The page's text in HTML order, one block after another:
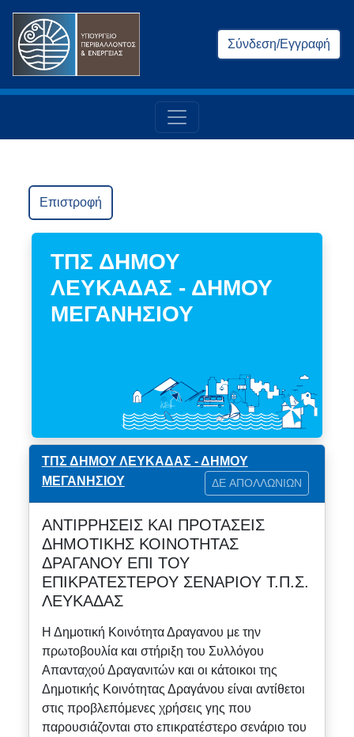
Σύνδεση/Εγγραφή
Επιστροφή
ΤΠΣ ΔΗΜΟΥ
ΛΕΥΚΑΔΑΣ - ΔΗΜΟΥ
ΜΕΓΑΝΗΣΙΟΥ
ΤΠΣ ΔΗΜΟΥ ΛΕΥΚΑΔΑΣ - ΔΗΜΟΥ
ΜΕΓΑΝΗΣΙΟΥ
ΔΕ ΑΠΟΛΛΩΝΙΩΝ
ΑΝΤΙΡΡΗΣΕΙΣ ΚΑΙ ΠΡΟΤΑΣΕΙΣ
ΔΗΜΟΤΙΚΗΣ ΚΟΙΝΟΤΗΤΑΣ
ΔΡΑΓΑΝΟΥ ΕΠΙ ΤΟΥ
ΕΠΙΚΡΑΤΕΣΤΕΡΟΥ ΣΕΝΑΡΙΟΥ Τ.Π.Σ.
ΛΕΥΚΑΔΑΣ
Η Δημοτική Κοινότητα Δραγανου με την
πρωτοβουλία και στήριξη του Συλλόγου
Απανταχού Δραγανιτών και οι κάτοικοι της
Δημοτικής Κοινότητας Δραγάνου είναι αντίθετοι
στις προβλεπόμενες χρήσεις γης που
παρουσιάζονται στο επικρατέστερο σενάριο του